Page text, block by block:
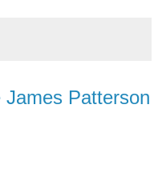
James Patterson